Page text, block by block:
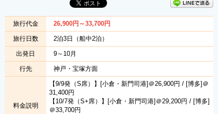
旅行代金 26,900円 ～33,700円
旅行日数 2泊3日（船中2泊）
出発日 9～10月
行先 神戸・宝塚方面
料金説明
【9/9発（S席）】[小倉・新門司港]＠26,900円 / [博多]＠
31,400円
【10/7発（S+席）】[小倉・新門司港]＠29,200円 / [博多]
＠33,700円